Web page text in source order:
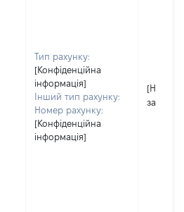
Тип рахунку:
[Конфіденційна
інформація]
Інший тип рахунку:
Номер рахунку:
[Конфіденційна
інформація]
[Не